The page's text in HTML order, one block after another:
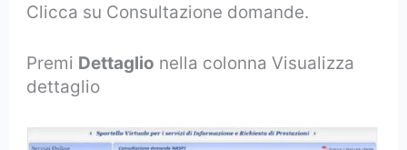
Clicca su Consultazione domande.
Premi Dettaglio nella colonna Visualizza
dettaglio